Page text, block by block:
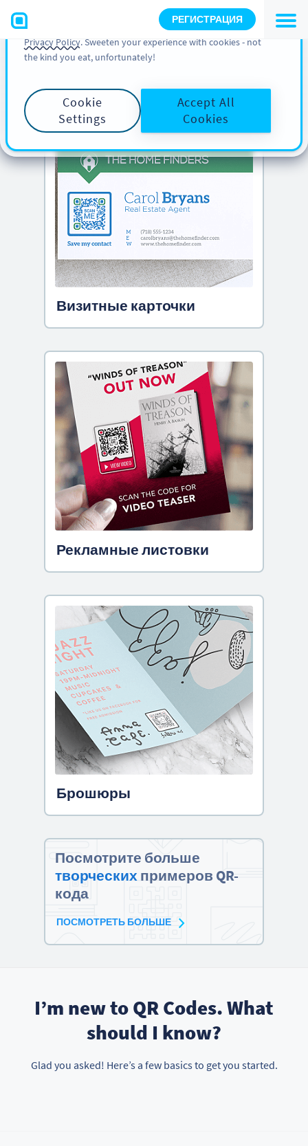
РЕГИСТРАЦИЯ
PRO TIP
Визитные карточки
Рекламные листовки
Брошюры
Посмотрите больше
творческихпримеров QR-
кода
ПОСМОТРЕТЬ БОЛЬШЕ
I’m new to QR Codes. What
should I know?
Glad you asked! Here’s a few basics to get you started.
You can also find more information about cookies, our
analytic activities and your rights in our Cookie Policyand
Privacy Policy. Sweeten your experience with cookies - not
the kind you eat, unfortunately!
Cookie
Settings
Accept All
Cookies